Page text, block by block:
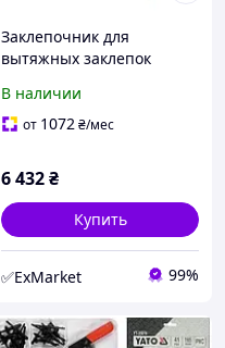
Заклепочник для
вытяжных заклепок
JBAE3064
В наличии
от 1072₴/мес
6 432₴
Купить
✅ExMarket 99%